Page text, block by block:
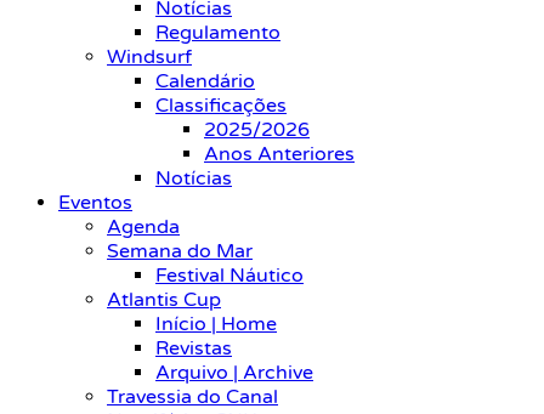
Notícias
Regulamento
Windsurf
Calendário
Classificações
2025/2026
Anos Anteriores
Notícias
Eventos
Agenda
Semana do Mar
Festival Náutico
Atlantis Cup
Início | Home
Revistas
Arquivo | Archive
Travessia do Canal